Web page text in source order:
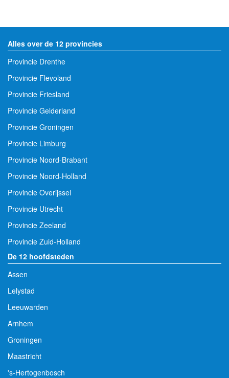
Alles over de 12 provincies
Provincie Drenthe
Provincie Flevoland
Provincie Friesland
Provincie Gelderland
Provincie Groningen
Provincie Limburg
Provincie Noord-Brabant
Provincie Noord-Holland
Provincie Overijssel
Provincie Utrecht
Provincie Zeeland
Provincie Zuid-Holland
De 12 hoofdsteden
Assen
Lelystad
Leeuwarden
Arnhem
Groningen
Maastricht
's-Hertogenbosch